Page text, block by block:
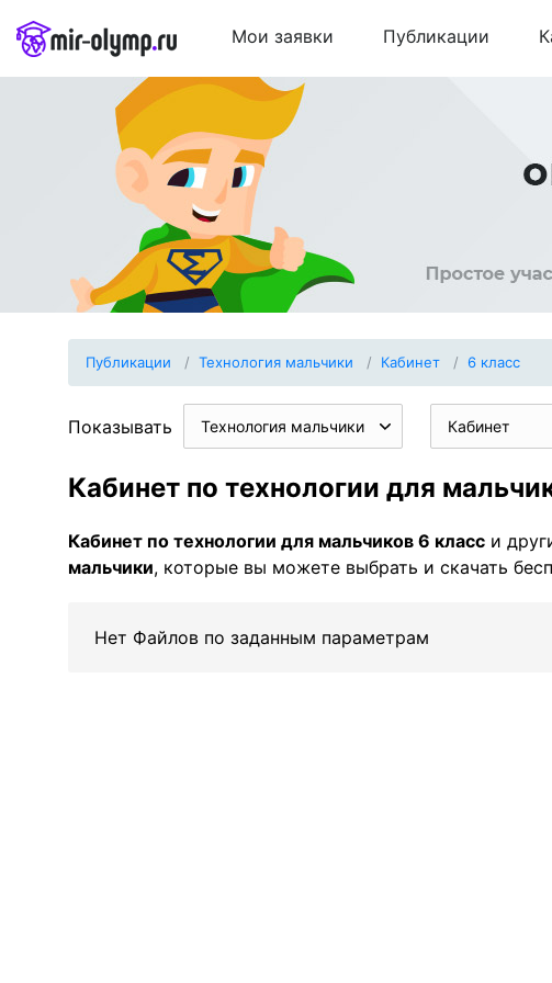
Мои заявки Публикации
Публикации Технология мальчики Кабинет 6 класс
Показывать Технология мальчики Кабинет
Кабинет по технологии для
Кабинет по технологии для мальчиков 6 класс и
мальчики, которые вы можете выбрать и скачать
Нет Файлов по заданным параметрам